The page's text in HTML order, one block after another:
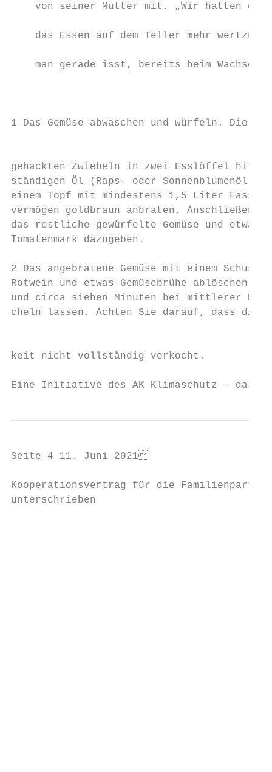
von seiner Mutter mit. „Wir hatten
das Essen auf dem Teller mehr
man gerade isst, bereits beim Wachsen
1 Das Gemüse abwaschen und
gehackten Zwiebeln in zwei Esslöffel
ständigen Öl (Raps- oder
einem Topf mit mindestens 1,5 Liter
vermögen goldbraun anbraten.
das restliche gewürfelte Gemüse und
Tomatenmark dazugeben.
2 Das angebratene Gemüse mit einem
Rotwein und etwas Gemüsebrühe
und circa sieben Minuten bei mittlerer
cheln lassen. Achten Sie darauf, dass die
keit nicht vollständig verkocht.
Eine Initiative des AK Klimaschutz – das
Seite 4 11. Juni 2021                                                                                                          Brackenheim

Kooperationsvertrag für die Familienpartner                                                                   Nächster Online-Jubiläums-
unterschrieben                                                                                               vortrag zum Thema „Baby-
                                                                                                             schlaf“ steht an
                                                                                                             Der nächste Onlinevortrag bei
                                                                                                             den Familienpartnern findet am
                                                                                                             Dienstag, 22.06.2021, 19.30
                                                                                                             Uhr, zum Thema „Babyschlaf“
                                                                                                             statt. Referentin ist Ina Maier. Sie
                                                                                                             ist seit 2016 freiberuflich in der
                                                                                                             Eltern- und Familienbegleitung
                                                                                                             tätig, nachdem sie zuvor viele
                                                                                                             Jahre in einer Beratungsstelle
                                                                                                             als Sozialpädagogin angestellt
                                                                                                             war. Vor allem die bindungs- und
                                                                                                             beziehungsorientierte Pädagogik
                                                                                                             liegt ihr sehr am Herzen. Neben
                                                                                                             der Ausbildung zur Trageberate-
                                                                                                             rin, Stillberaterin, Schlafberaterin
                                                                                                             und Eltern-Kind-Kursleiterin ist
                                                                                                             sie Inhaberin eines kleinen Bar-
                                                                                                             fußschuhladens in Sulzfeld. Ihr
                                                                                                             Angebot umfasst Einzelberatun-
                                                                        gen, Kurse und Workshops. Sie ist außerdem seit einigen Jahren als
                                                                        Referentin für die Frühen Hilfen im Landkreis Karlsruhe tätig. Weitere
                                                                        Infos gibt es auf www.beutelzwerg.de.
Seit bald elf Jahren setzen sich haupt- und